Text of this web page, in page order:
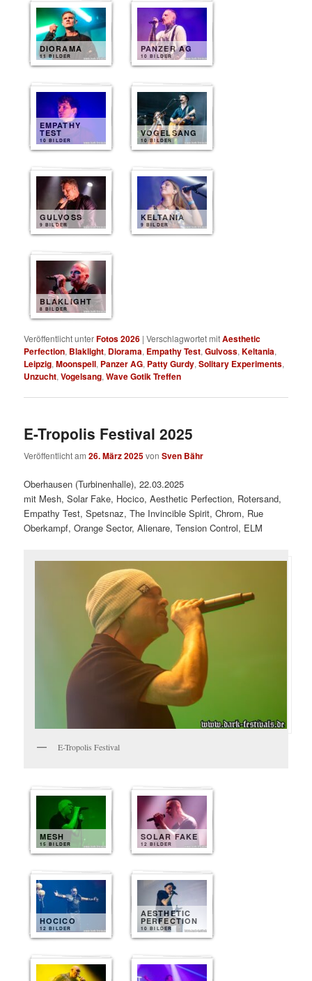
DIORAMA
11 BILDER
PANZER AG
10 BILDER
EMPATHY
TEST
10 BILDER
VOGELSANG
10 BILDER
GULVOSS
9 BILDER
KELTANIA
9 BILDER
BLAKLIGHT
8 BILDER
Veröffentlicht unterFotos 2026 |Verschlagwortet mitAesthetic
Perfection, Blaklight, Diorama, Empathy Test,Gulvoss,Keltania,
Leipzig,Moonspell, Panzer AG, Patty Gurdy,Solitary Experiments,
Unzucht,Vogelsang,Wave Gotik Treffen
E-Tropolis Festival 2025
Veröffentlicht am26. März 2025vonSven Bähr
Oberhausen (Turbinenhalle), 22.03.2025
mit Mesh, Solar Fake, Hocico, Aesthetic Perfection, Rotersand,
Empathy Test, Spetsnaz, The Invincible Spirit, Chrom, Rue
Oberkampf, Orange Sector, Alienare, Tension Control, ELM
E-Tropolis Festival
MESH
15 BILDER
SOLAR FAKE
12 BILDER
HOCICO
12 BILDER
AESTHETIC
PERFECTION
10 BILDER